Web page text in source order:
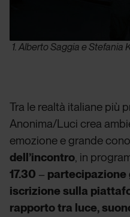
1. Alberto Saggia e
Tra le realtà italiane più
Anonima/Luci crea
emozione e grande
dell’incontro, in
17.30 –
iscrizione sulla
rapporto tra luce,